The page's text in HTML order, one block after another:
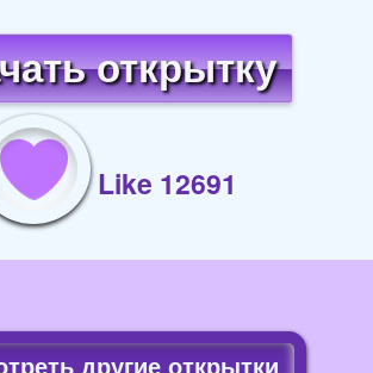
открытку
Like 12691
другие открытки